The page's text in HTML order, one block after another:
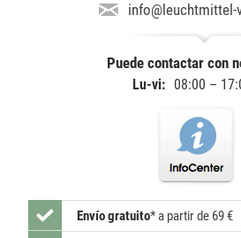
info@leuchtmittel-
Puede contactar con
Lu-vi: 08:00 –
Envío gratuito* a partir de 69 €